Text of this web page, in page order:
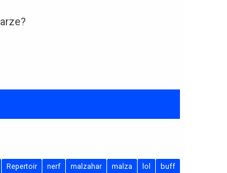
buff
lol
malza
malzahar
nerf
Repertoir